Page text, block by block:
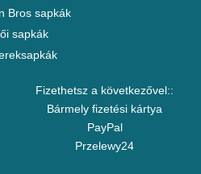
Bros sapkák
sapkák
Fizethetsz a következővel::
Bármely fizetési kártya
PayPal
Przelewy24